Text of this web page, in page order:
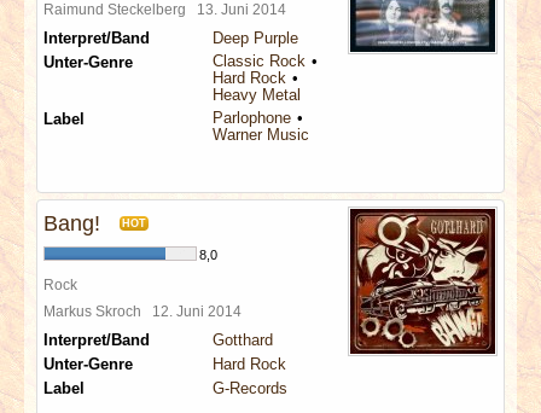
Raimund Steckelberg 13. Juni 2014
Interpret/Band
Deep Purple
Unter-Genre
Classic Rock
Hard Rock
Heavy Metal
Label
Parlophone
Warner Music
Bang! HOT
8,0
Rock
Markus Skroch 12. Juni 2014
Interpret/Band
Gotthard
Unter-Genre
Hard Rock
Label
G-Records